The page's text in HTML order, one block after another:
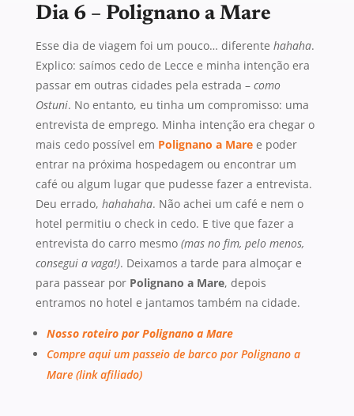
Dia 6 – Polignano a Mare
Esse dia de viagem foi um pouco… diferente hahaha.
Explico: saímos cedo de Lecce e minha intenção era
passar em outras cidades pela estrada – como
Ostuni. No entanto, eu tinha um compromisso: uma
entrevista de emprego. Minha intenção era chegar o
mais cedo possível em Polignano a Mare e poder
entrar na próxima hospedagem ou encontrar um
café ou algum lugar que pudesse fazer a entrevista.
Deu errado, hahahaha. Não achei um café e nem o
hotel permitiu o check in cedo. E tive que fazer a
entrevista do carro mesmo(mas no fim, pelo menos,
consegui a vaga!). Deixamos a tarde para almoçar e
para passear por Polignano a Mare, depois
entramos no hotel e jantamos também na cidade.
Nosso roteiro por Polignano a Mare
Compre aqui um passeio de barco por Polignano a
Mare (link afiliado)